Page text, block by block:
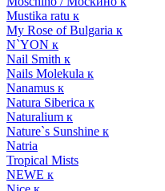
Mustika ratu к
My Rose of Bulgaria к
N`YON к
Nail Smith к
Nails Molekula к
Nanamus к
Natura Siberica к
Naturalium к
Nature`s Sunshine к
Natria
Tropical Mists
NEWE к